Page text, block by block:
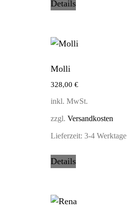
Details
Molli
328,00 €
inkl. MwSt.
zzgl. Versandkosten
Lieferzeit: 3-4 Werktage
Details